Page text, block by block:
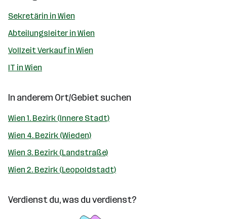
Sekretärin in Wien
Abteilungsleiter in Wien
Vollzeit Verkauf in Wien
IT in Wien
In anderem Ort/Gebiet suchen
Wien 1. Bezirk (Innere Stadt)
Wien 4. Bezirk (Wieden)
Wien 3. Bezirk (Landstraße)
Wien 2. Bezirk (Leopoldstadt)
Verdienst du, was du verdienst?